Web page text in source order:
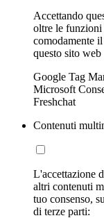
Accettando
oltre le funzioni
comodamente
questo sito
Google Tag
Microsoft
Freshchat
Contenuti
L'accettazione
altri contenuti
tuo consenso,
di terze parti: